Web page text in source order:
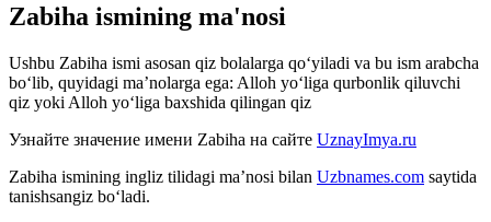
Zabiha ismining ma'nosi
Ushbu Zabiha ismi asosan qiz bolalarga qo‘yiladi va bu ism arabcha
bo‘lib, quyidagi ma’nolarga ega: Alloh yo‘liga qurbonlik qiluvchi
qiz yoki Alloh yo‘liga baxshida qilingan qiz
Узнайте значение имени Zabiha на сайте UznayImya.ru
Zabiha ismining ingliz tilidagi ma’nosi bilan Uzbnames.com saytida
tanishsangiz bo‘ladi.